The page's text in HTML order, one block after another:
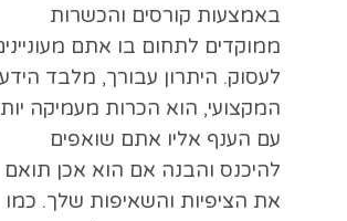
באמצעות קורסים והכשרות
ממוקדים לתחום בו אתם
לעסוק. היתרון עבורך, מלבד הידע
המקצועי, הוא הכרות מעמיקה
עם הענף אליו אתם שואפים
להיכנס והבנה אם הוא אכן תואם
את הציפיות והשאיפות שלך. כמו